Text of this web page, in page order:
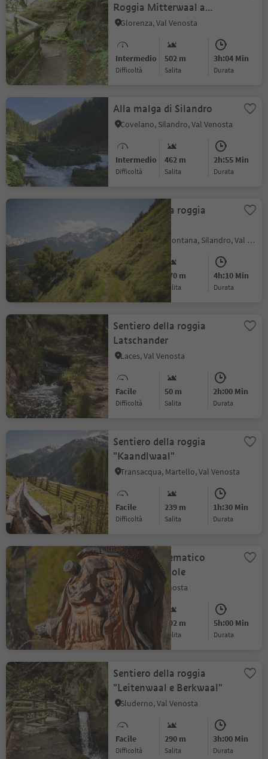
Roggia Mitterwaal a
Glorenza
Glorenza, Val Venosta
Intermedio
Difficoltà
502 m
Salita
3h:04 Min
durata
Alla malga di Silandro
Covelano, Silandro, Val Venosta
Intermedio
Difficoltà
462 m
Salita
2h:55 Min
durata
Sentiero della roggia
"Neuwaal"
Monte di Tramontana, Silandro, Val Venosta
Intermedio
Difficoltà
370 m
Salita
4h:10 Min
durata
Sentiero della roggia
Latschander
Laces, Val Venosta
Facile
Difficoltà
50 m
Salita
2h:00 Min
durata
Sentiero della roggia
"Kaandlwaal"
Transacqua, Martello, Val Venosta
Facile
Difficoltà
239 m
Salita
1h:30 Min
durata
Escursione tematico
sentiero del sole
Malles, Val Venosta
Intermedio
Difficoltà
392 m
Salita
5h:00 Min
durata
Sentiero della roggia
"Leitenwaal e Berkwaal"
Sluderno, Val Venosta
Facile
Difficoltà
290 m
Salita
3h:00 Min
durata